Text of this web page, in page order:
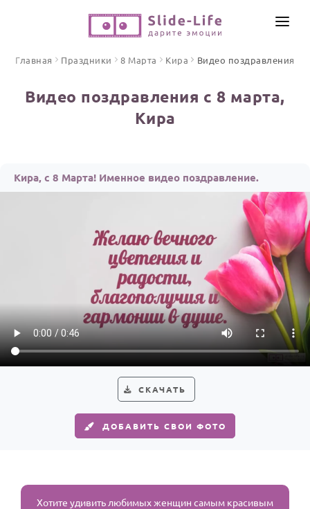
Открытки
С Днем рождения
Свадьба
Годовщина свадьбы
Календарь праздников
Женщине
Мужчине
Детям
ИНСТРУМЕНТЫ
ОТЗЫВЫ
Главная Праздники 8 Марта Кира Видео поздравления
Видео поздравления с 8 марта,
Кира
Кира, с 8 Марта! Именное видео поздравление.
СКАЧАТЬ
ДОБАВИТЬ СВОИ ФОТО
Хотите удивить любимых женщин самым красивым